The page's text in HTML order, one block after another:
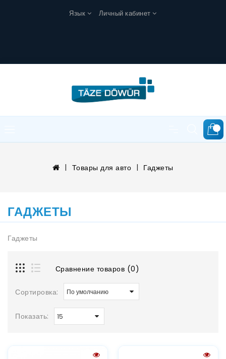
Язык Личный кабинет
0
Товары для авто Гаджеты
ГАДЖЕТЫ
Гаджеты
Сравнение товаров (0)
Сортировка:
Показать: